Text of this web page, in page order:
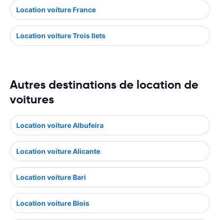
Location voiture France
Location voiture Trois Ilets
Autres destinations de location de
voitures
Location voiture Albufeira
Location voiture Alicante
Location voiture Bari
Location voiture Blois